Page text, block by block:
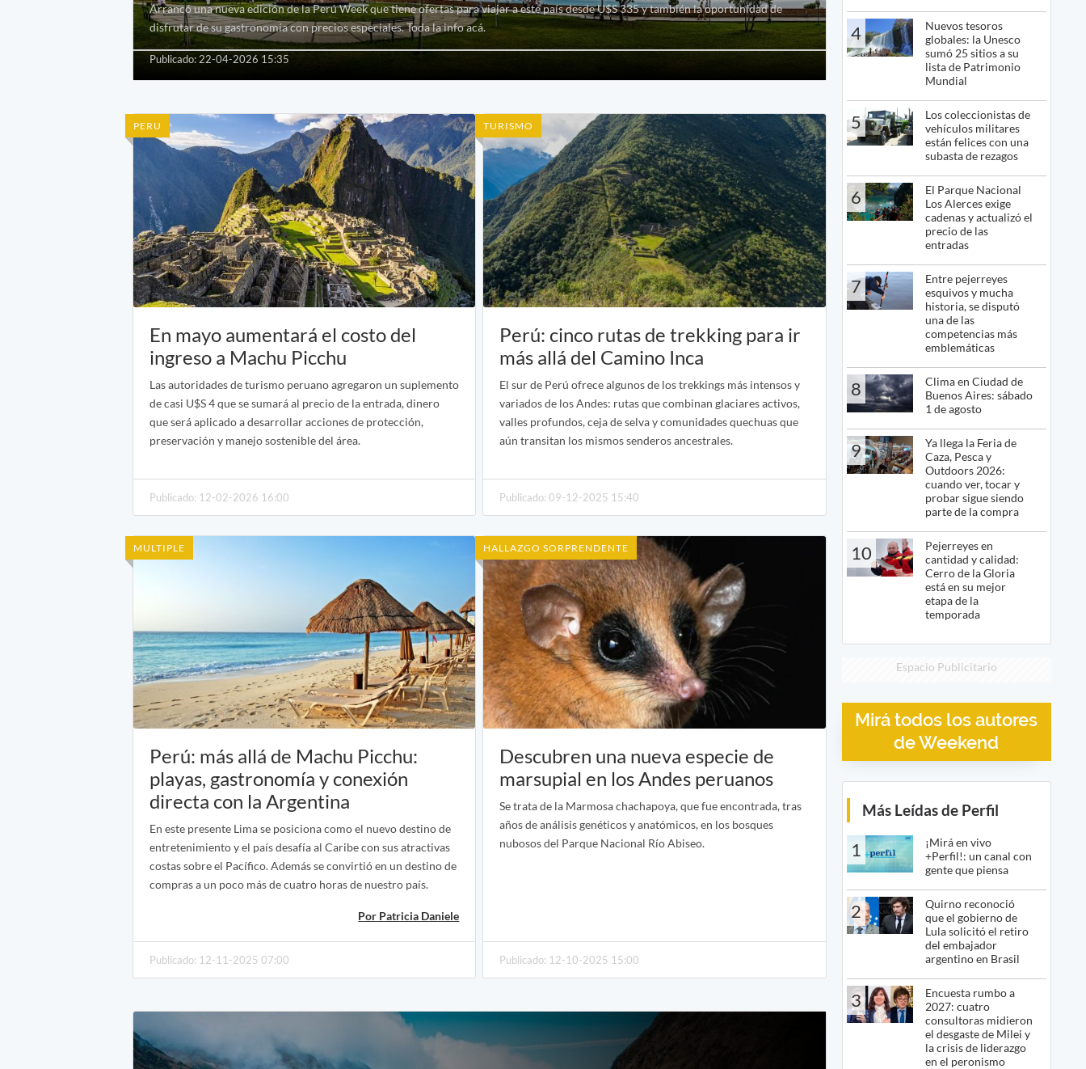
Arrancó una nueva edición de la Perú Week que tiene ofertas para viajar a este país desde U$S 335 y también la oportunidad de
disfrutar de su gastronomía con precios especiales. Toda la info acá.
Publicado: 22-04-2026 15:35
PERU
En mayo aumentará el costo del
ingreso a Machu Picchu
Las autoridades de turismo peruano agregaron un suplemento
de casi U$S 4 que se sumará al precio de la entrada, dinero
que será aplicado a desarrollar acciones de protección,
preservación y manejo sostenible del área.
Publicado: 12-02-2026 16:00
TURISMO
Perú: cinco rutas de trekking para ir
más allá del Camino Inca
El sur de Perú ofrece algunos de los trekkings más intensos y
variados de los Andes: rutas que combinan glaciares activos,
valles profundos, ceja de selva y comunidades quechuas que
aún transitan los mismos senderos ancestrales.
Publicado: 09-12-2025 15:40
MULTIPLE
Perú: más allá de Machu Picchu:
playas, gastronomía y conexión
directa con la Argentina
En este presente Lima se posiciona como el nuevo destino de
entretenimiento y el país desafía al Caribe con sus atractivas
costas sobre el Pacífico. Además se convirtió en un destino de
compras a un poco más de cuatro horas de nuestro país.
Por Patricia Daniele
Publicado: 12-11-2025 07:00
HALLAZGO SORPRENDENTE
Descubren una nueva especie de
marsupial en los Andes peruanos
Se trata de la Marmosa chachapoya, que fue encontrada, tras
años de análisis genéticos y anatómicos, en los bosques
nubosos del Parque Nacional Río Abiseo.
Publicado: 12-10-2025 15:00
4
Nuevos tesoros
globales: la Unesco
sumó 25 sitios a su
lista de Patrimonio
Mundial
5
Los coleccionistas de
vehículos militares
están felices con una
subasta de rezagos
6
El Parque Nacional
Los Alerces exige
cadenas y actualizó el
precio de las
entradas
7
Entre pejerreyes
esquivos y mucha
historia, se disputó
una de las
competencias más
emblemáticas
8
Clima en Ciudad de
Buenos Aires: sábado
1 de agosto
9
Ya llega la Feria de
Caza, Pesca y
Outdoors 2026:
cuando ver, tocar y
probar sigue siendo
parte de la compra
10
Pejerreyes en
cantidad y calidad:
Cerro de la Gloria
está en su mejor
etapa de la
temporada
Espacio Publicitario
Mirá todos los autores
de Weekend
Más Leídas de Perfil
1
¡Mirá en vivo
+Perfil!: un canal con
gente que piensa
2
Quirno reconoció
que el gobierno de
Lula solicitó el retiro
del embajador
argentino en Brasil
3
Encuesta rumbo a
2027: cuatro
consultoras midieron
el desgaste de Milei y
la crisis de liderazgo
en el peronismo